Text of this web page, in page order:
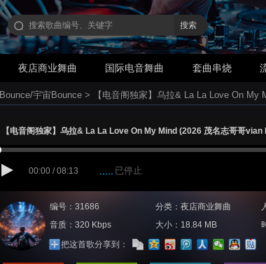
搜索
夜店商业舞曲 国际电音舞曲 套曲串烧
Bounce/宇宙Bounce > 【电音阁独家】乌拉& La La Love On
【电音阁独家】乌拉& La La Love On My Mind (2026 茂名志哥哥
00:00 / 08:13 已停止
编号：31686 分类：夜店商业舞曲
音质：320 Kbps
大小：18.84 MB
把这首歌分享到：